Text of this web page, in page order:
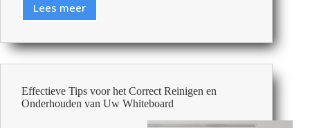
Lees meerMagnetisch
niet-
magnetisch
whiteboard:
is
het
Effectieve Tips voor het Correct Reinigen en
Onderhouden van Uw Whiteboard